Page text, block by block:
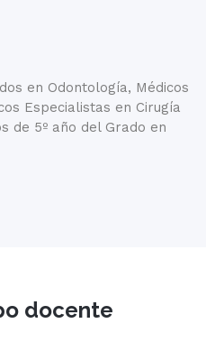
en Odontología, Médicos
Especialistas en Cirugía
de 5º año del Grado en
docente